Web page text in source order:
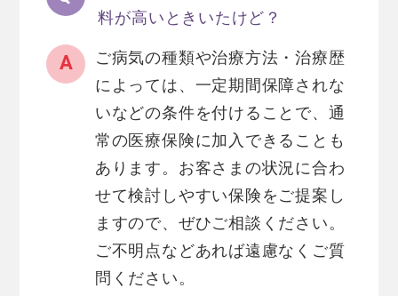
料が高いときいたけど？
ご病気の種類や治療方法・治療歴
によっては、一定期間保障されな
いなどの条件を付けることで、通
常の医療保険に加入できることも
あります。お客さまの状況に合わ
せて検討しやすい保険をご提案し
ますので、ぜひご相談ください。
ご不明点などあれば遠慮なくご質
問ください。